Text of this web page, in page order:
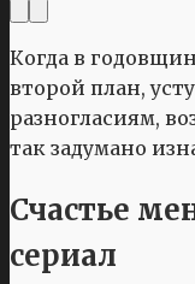
Когда в
второй план,
разногласиям,
так задумано
Счастье
сериал